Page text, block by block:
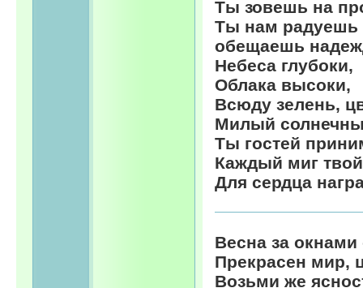
Ты зовешь на
Ты нам радуешь
обещаешь
Небеса глубоки,
Облака высоки,
Всюду зелень,
Милый
Ты гостей
Каждый миг
Для сердца
Весна за окнами
Прекрасен мир,
Возьми же